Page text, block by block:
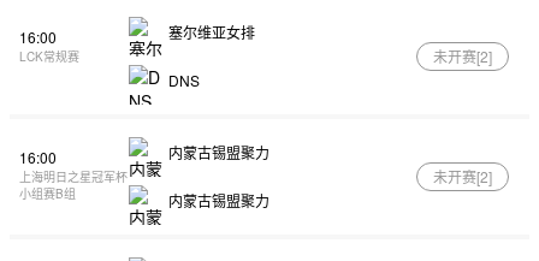
16:00
LCK常规赛
塞尔维亚女排
DNS
未开赛[2]
16:00
上海明日之星冠军杯
小组赛B组
内蒙古锡盟聚力
内蒙古锡盟聚力
未开赛[2]